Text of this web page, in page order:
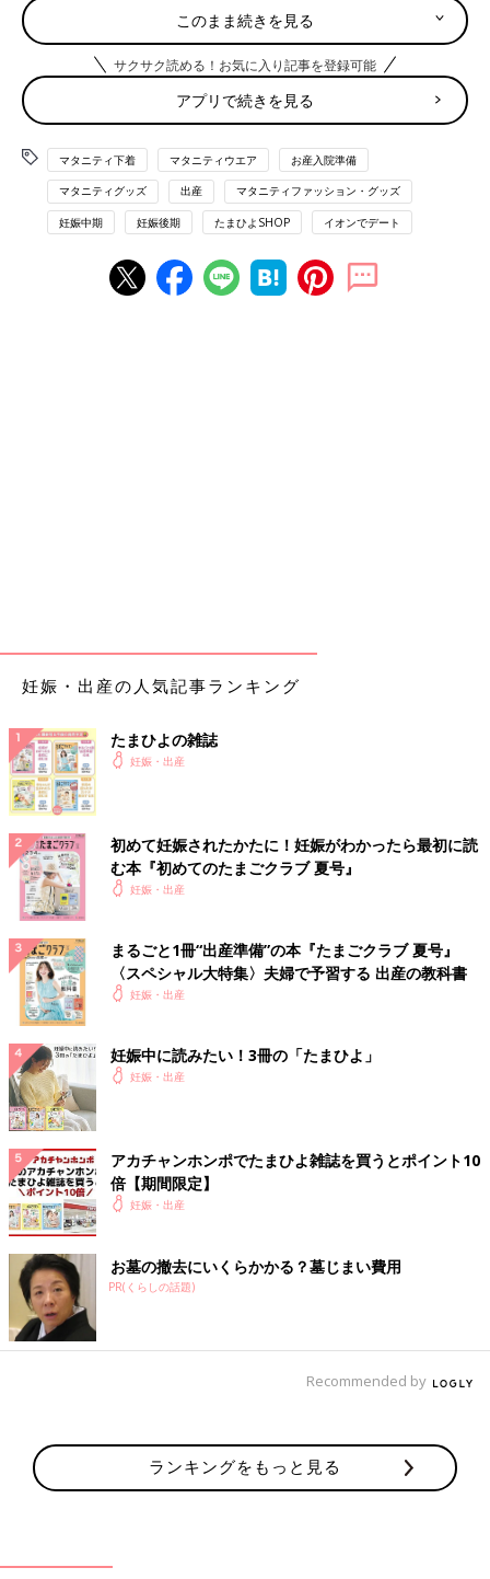
□お金（最低限のタクシー代や小銭など）
□携帯電話＆充電器
□母子健康手帳
□健康保険証
□診察券
□印鑑
お産に必要なグッズ
□前開きのマタニティパジャマ
□靴下（くるぶしが隠れるタイプが◎）
ものです。食事やシャワーのときに必要なグッズもあり。普段の
生活で使っているようなものも多いので、イメージしながら用意
□授乳クッション
□授乳用ブラジャー
□母乳パッド
□入浴グッズ（シャンプー＆リンスやスキンケアグッズなど）
□バスタオル
□洗面グッズ（歯ブラシなど）
□はおりもの
□箸、スプーン
□コップ
□エコバッグ
□院内移動時用のミニバッグ
□ビニール袋
□ボックスティッシュ
□筆記用具
□退院時のママの服
赤ちゃんに使うもの
入院中の赤ちゃんの服やおむつなどは、産院が用意してくれるこ
ともありますが、退院のときの服やおむつは必ず用意を。「ほか
の荷物が多くて持っていけない！」という場合も多く、退院時の
ママと赤ちゃんの服は、家族に後から持ってきてもらう人もいま
す。
□おくるみ
□紙おむつ
□おしりふき
このまま続きを見る
サクサク読める！お気に入り記事を登録可能
アプリで続きを見る
マタニティ下着 マタニティウエア お産入院準備
マタニティグッズ 出産 マタニティファッション・グッズ
妊娠中期 妊娠後期 たまひよSHOP イオンでデート
妊娠・出産の人気記事ランキング
たまひよの雑誌
妊娠・出産
初めて妊娠されたかたに！妊娠がわかったら最初に読
む本『初めてのたまごクラブ 夏号』
妊娠・出産
まるごと1冊“出産準備”の本『たまごクラブ 夏号』
〈スペシャル大特集〉夫婦で予習する 出産の教科書
妊娠・出産
妊娠中に読みたい！3冊の「たまひよ」
妊娠・出産
アカチャンホンポでたまひよ雑誌を買うとポイント10
倍【期間限定】
妊娠・出産
お墓の撤去にいくらかかる？墓じまい費用
PR(くらしの話題)
Recommended by
ランキングをもっと見る